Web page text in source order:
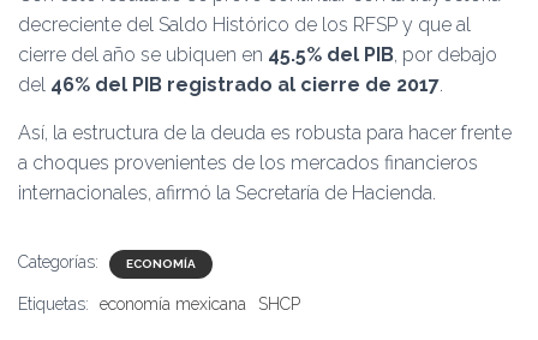
decreciente del Saldo Histórico de los RFSP y que al
cierre del año se ubiquen en 45.5% del PIB, por debajo
del 46% del PIB registrado al cierre de 2017.
Así, la estructura de la deuda es robusta para hacer frente
a choques provenientes de los mercados financieros
internacionales, afirmó la Secretaría de Hacienda.
Categorías: ECONOMÍA
Etiquetas: economía mexicana SHCP